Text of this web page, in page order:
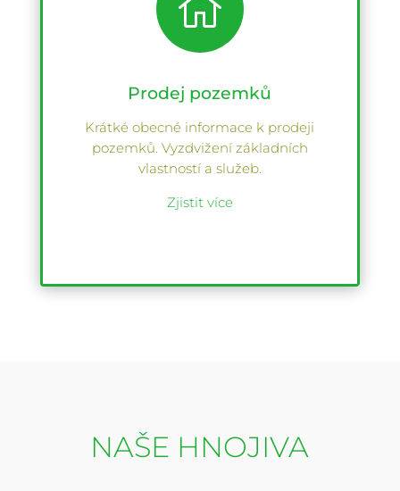

Prodej pozemků
Krátké obecné informace k prodeji
pozemků. Vyzdvižení základních
vlastností a služeb.
Zjistit více
NAŠE HNOJIVA